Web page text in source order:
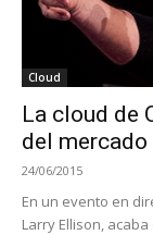
Cloud
La cloud de
del mercado
24/06/2015
En un evento en
Larry Ellison,